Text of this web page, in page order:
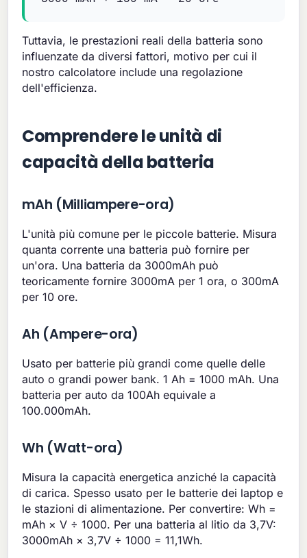
Tuttavia, le prestazioni reali della batteria sono
influenzate da diversi fattori, motivo per cui il
nostro calcolatore include una regolazione
dell'efficienza.
Comprendere le unità di
capacità della batteria
mAh (Milliampere-ora)
L'unità più comune per le piccole batterie. Misura
quanta corrente una batteria può fornire per
un'ora. Una batteria da 3000mAh può
teoricamente fornire 3000mA per 1 ora, o 300mA
per 10 ore.
Ah (Ampere-ora)
Usato per batterie più grandi come quelle delle
auto o grandi power bank. 1 Ah = 1000 mAh. Una
batteria per auto da 100Ah equivale a
100.000mAh.
Wh (Watt-ora)
Misura la capacità energetica anziché la capacità
di carica. Spesso usato per le batterie dei laptop e
le stazioni di alimentazione. Per convertire: Wh =
mAh × V ÷ 1000. Per una batteria al litio da 3,7V:
3000mAh × 3,7V ÷ 1000 = 11,1Wh.